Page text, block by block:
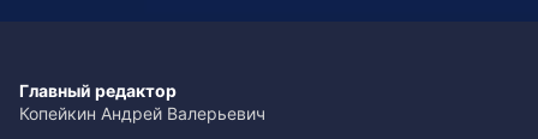
Главный редактор
Копейкин Андрей Валерьевич